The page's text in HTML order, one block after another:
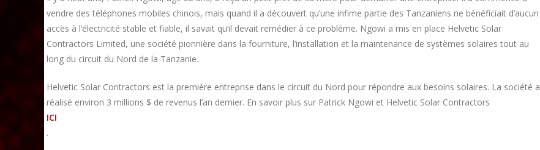
vendre des téléphones mobiles chinois, mais quand il a découvert qu’une infime partie des Tanzaniens ne bénéficiait d’aucun
accès à l’électricité stable et fiable, il savait qu’il devait remédier à ce problème. Ngowi a mis en place Helvetic Solar
Contractors Limited, une société pionnière dans la fourniture, l’installation et la maintenance de systèmes solaires tout au
long du circuit du Nord de la Tanzanie.
Helvetic Solar Contractors est la première entreprise dans le circuit du Nord pour répondre aux besoins solaires. La société a
réalisé environ 3 millions $ de revenus l’an dernier. En savoir plus sur Patrick Ngowi et Helvetic Solar Contractors
ICI
.